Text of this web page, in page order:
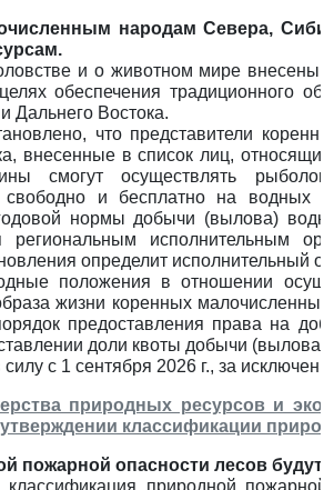
народам Севера,
и о животном мире внесены
обеспечения традиционного
Дальнего Востока.
что представители
внесенные в список лиц,
смогут осуществлять
свободно и бесплатно на водных
нормы добычи (вылова)
региональным исполнительным
определит исполнительный
положения в отношении
жизни коренных
предоставления права на
доли квоты добычи (вылова)
силу с 1 сентября 2026 г., за
природных ресурсов и
утверждении классификации
пожарной опасности лесов будут
классификация природной